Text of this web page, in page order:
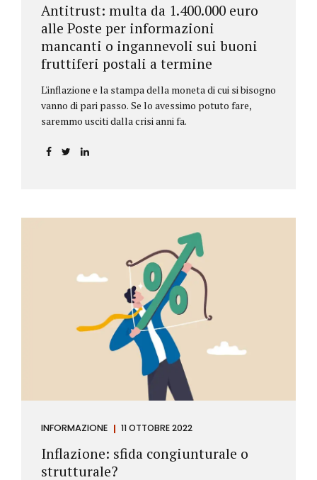
Antitrust: multa da 1.400.000 euro
alle Poste per informazioni
mancanti o ingannevoli sui buoni
fruttiferi postali a termine
L'inflazione e la stampa della moneta di cui si bisogno
vanno di pari passo. Se lo avessimo potuto fare,
saremmo usciti dalla crisi anni fa.
INFORMAZIONE 11 OTTOBRE 2022
Inflazione: sfida congiunturale o
strutturale?